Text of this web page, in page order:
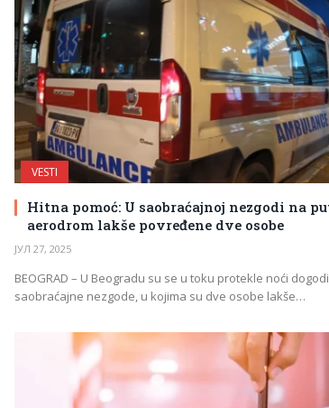
VESTI
Hitna pomoć: U saobraćajnoj nezgodi na
aerodrom lakše povređene dve osobe
ЈУЛ 27, 2025
BEOGRAD – U Beogradu su se u toku protekle noći
saobraćajne nezgode, u kojima su dve osobe lakše…